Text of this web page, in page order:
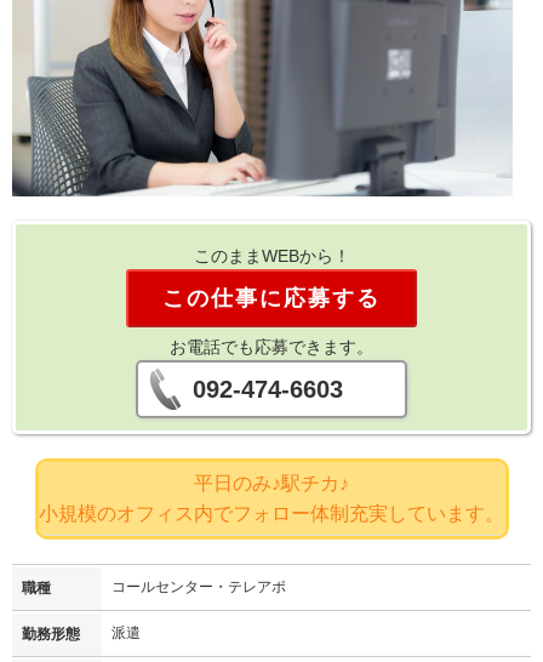
このままWEBから！
この仕事に応募する
お電話でも応募できます。
092-474-6603
平日のみ♪駅チカ♪
小規模のオフィス内でフォロー体制充実しています。
職種 コールセンター・テレアポ
勤務形態 派遣